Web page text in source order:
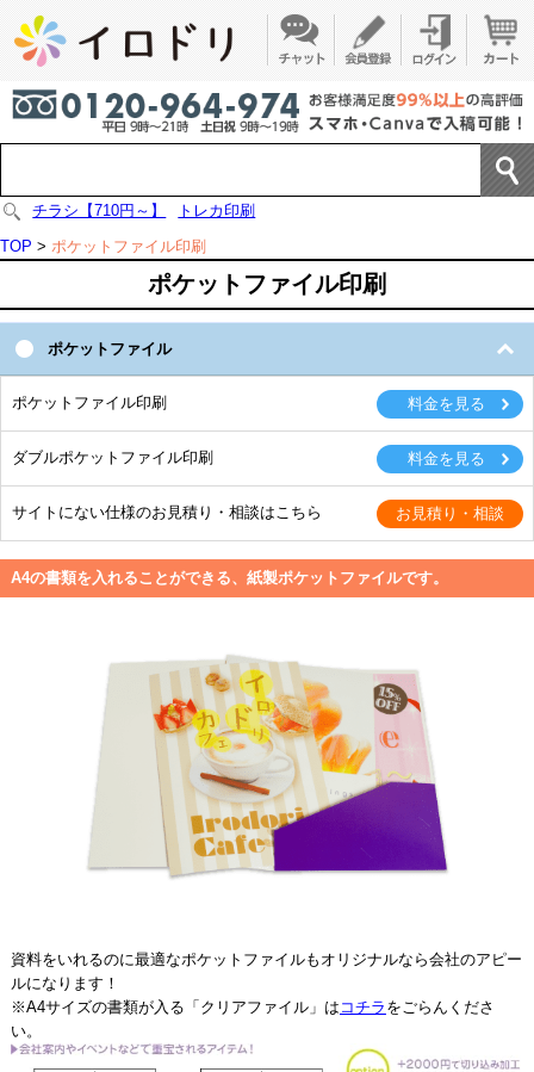
チラシ【710円～】
トレカ印刷
TOP > ポケットファイル印刷
ポケットファイル印刷
ポケットファイル
ポケットファイル印刷
ダブルポケットファイル印刷
サイトにない仕様のお見積り・相談はこちら
A4の書類を入れることができる、紙製ポケットファイルです。
資料をいれるのに最適なポケットファイルもオリジナルなら会社のアピー
ルになります！
※A4サイズの書類が入る「クリアファイル」は コチラ をごらんくださ
い。